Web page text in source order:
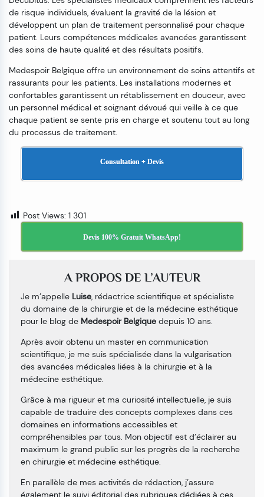
de risque individuels, évaluent la gravité de la lésion et
développent un plan de traitement personnalisé pour chaque
patient. Leurs compétences médicales avancées garantissent
des soins de haute qualité et des résultats positifs.
Medespoir Belgique offre un environnement de soins attentifs et
rassurants pour les patients. Les installations modernes et
confortables garantissent un rétablissement en douceur, avec
un personnel médical et soignant dévoué qui veille à ce que
chaque patient se sente pris en charge et soutenu tout au long
du processus de traitement.
Consultation + Devis
Post Views: 1 301
Devis 100% Gratuit WhatsApp!
A PROPOS DE L’AUTEUR
Je m’appelle Luise, rédactrice scientifique et spécialiste
du domaine de la chirurgie et de la médecine esthétique
pour le blog de Medespoir Belgique depuis 10 ans.
Après avoir obtenu un master en communication
scientifique, je me suis spécialisée dans la vulgarisation
des avancées médicales liées à la chirurgie et à la
médecine esthétique.
Grâce à ma rigueur et ma curiosité intellectuelle, je suis
capable de traduire des concepts complexes dans ces
domaines en informations accessibles et
compréhensibles par tous. Mon objectif est d’éclairer au
maximum le grand public sur les progrès de la recherche
en chirurgie et médecine esthétique.
En parallèle de mes activités de rédaction, j’assure